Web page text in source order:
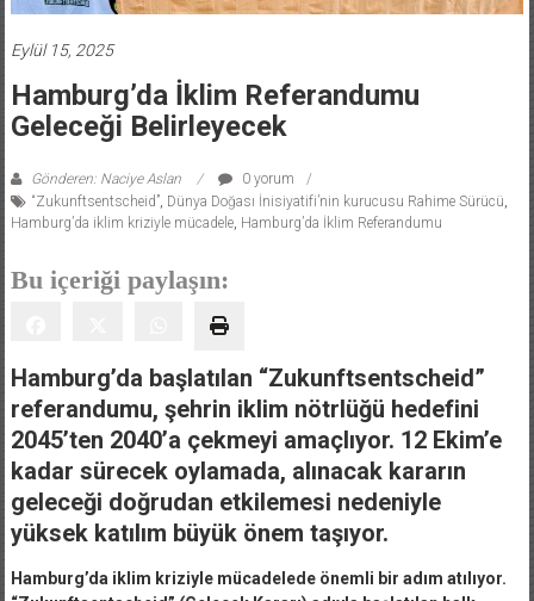
Hamburg’da İklim Referandumu
Geleceği Belirleyecek
“Zukunftsentscheid”,Dünya Doğası İnisiyatifi’nin kurucusu Rahime Sürücü
Hamburg’da iklim kriziyle mücadele,Hamburg’da İklim Referandumu
Bu içeriği paylaşın:
Hamburg’da başlatılan “Zukunftsentscheid”
referandumu, şehrin iklim nötrlüğü hedefini
2045’ten 2040’a çekmeyi amaçlıyor. 12 Ekim’e
kadar sürecek oylamada, alınacak kararın
geleceği doğrudan etkilemesi nedeniyle
yüksek katılım büyük önem taşıyor.
“Zukunftsentscheid” (Gelecek Kararı) adıyla başlatılan halk